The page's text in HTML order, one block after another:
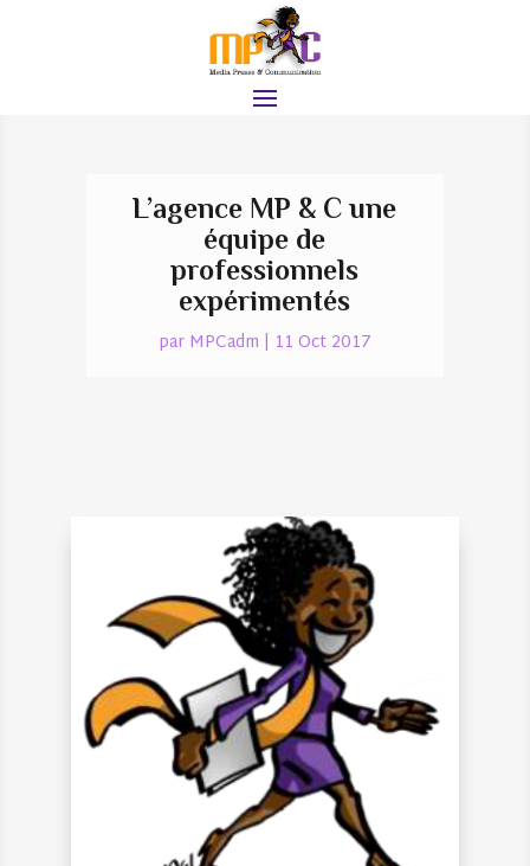
L’agence MP & C une
équipe de
professionnels
expérimentés
par MPCadm | 11 Oct 2017